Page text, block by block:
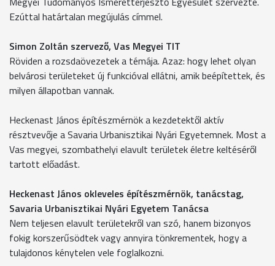
Ezúttal határtalan megújulás címmel.
Simon Zoltán szervező, Vas Megyei TIT
Röviden a rozsdaövezetek a témája. Azaz: hogy lehet olyan
belvárosi területeket új funkcióval ellátni, amik beépítettek, és
milyen állapotban vannak.
Heckenast János építészmérnök a kezdetektől aktív
résztvevője a Savaria Urbanisztikai Nyári Egyetemnek. Most a
Vas megyei, szombathelyi elavult területek életre keltéséről
tartott előadást.
Heckenast János okleveles építészmérnök, tanácstag,
Savaria Urbanisztikai Nyári Egyetem Tanácsa
Nem teljesen elavult területekről van szó, hanem bizonyos
fokig korszerűsödtek vagy annyira tönkrementek, hogy a
tulajdonos kénytelen vele foglalkozni.